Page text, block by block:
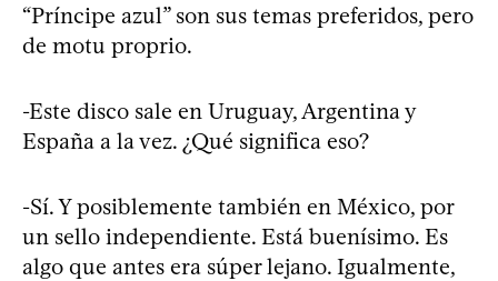
“Príncipe azul” son sus temas preferidos, pero
de motu proprio.
-Este disco sale en Uruguay, Argentina y
España a la vez. ¿Qué significa eso?
-Sí. Y posiblemente también en México, por
un sello independiente. Está buenísimo. Es
algo que antes era súper lejano. Igualmente,